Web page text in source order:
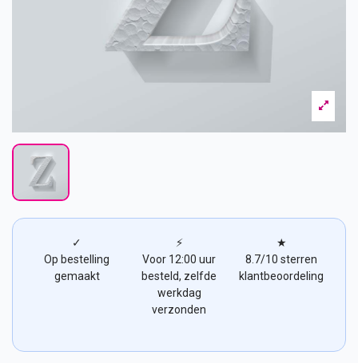
✓
Op bestelling
gemaakt
⚡
Voor 12:00 uur
besteld, zelfde
werkdag
verzonden
★
8.7/10 sterren
klantbeoordeling